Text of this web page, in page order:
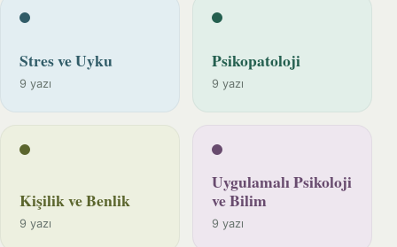
Stres ve Uyku
9 yazı
Psikopatoloji
9 yazı
Kişilik ve Benlik
9 yazı
Uygulamalı Psikoloji
ve Bilim
9 yazı